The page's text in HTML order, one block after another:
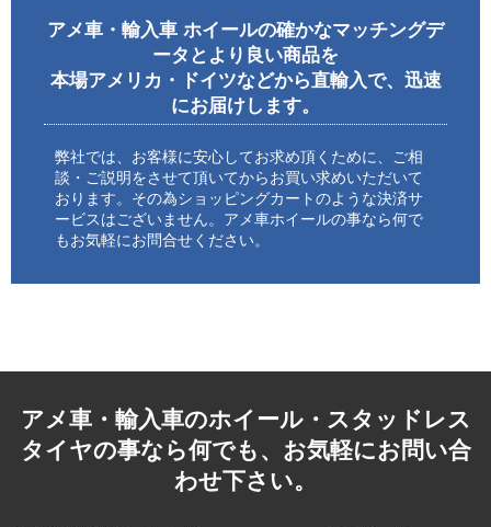
アメ車・輸入車 ホイールの確かなマッチングデ
ータとより良い商品を
本場アメリカ・ドイツなどから直輸入で、迅速
にお届けします。
弊社では、お客様に安心してお求め頂くために、ご相
談・ご説明をさせて頂いてからお買い求めいただいて
おります。その為ショッピングカートのような決済サ
ービスはございません。アメ車ホイールの事なら何で
もお気軽にお問合せください。
アメ車・輸入車のホイール・スタッドレス
タイヤの事なら何でも、お気軽にお問い合
わせ下さい。